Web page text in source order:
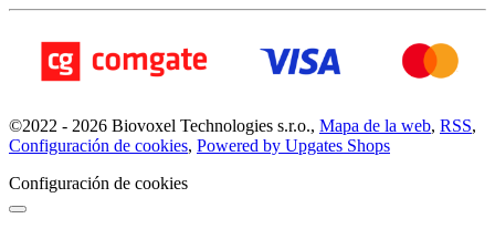
©2022 - 2026 Biovoxel Technologies s.r.o., Mapa de la web, RSS,
Configuración de cookies, Powered by Upgates Shops
Configuración de cookies